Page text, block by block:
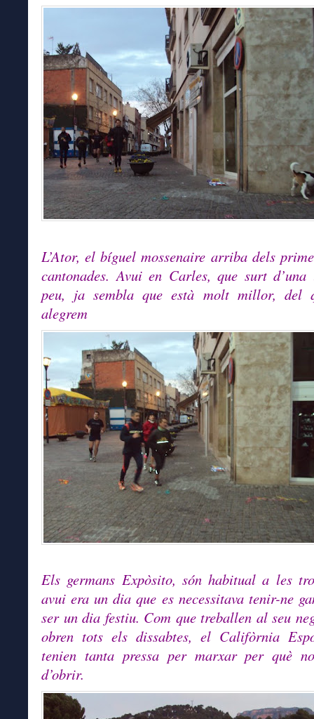
L’Ator, el bíguel mossenaire arriba dels
cantonades. Avui en Carles, que surt
peu, ja sembla que està molt millor, del
alegrem
Els germans Expòsito, són habitual a les
avui era un dia que es necessitava tenir-ne
ser un dia festiu. Com que treballen al seu
obren tots els dissabtes, el Califòrnia
tenien tanta pressa per marxar per què
d’obrir.